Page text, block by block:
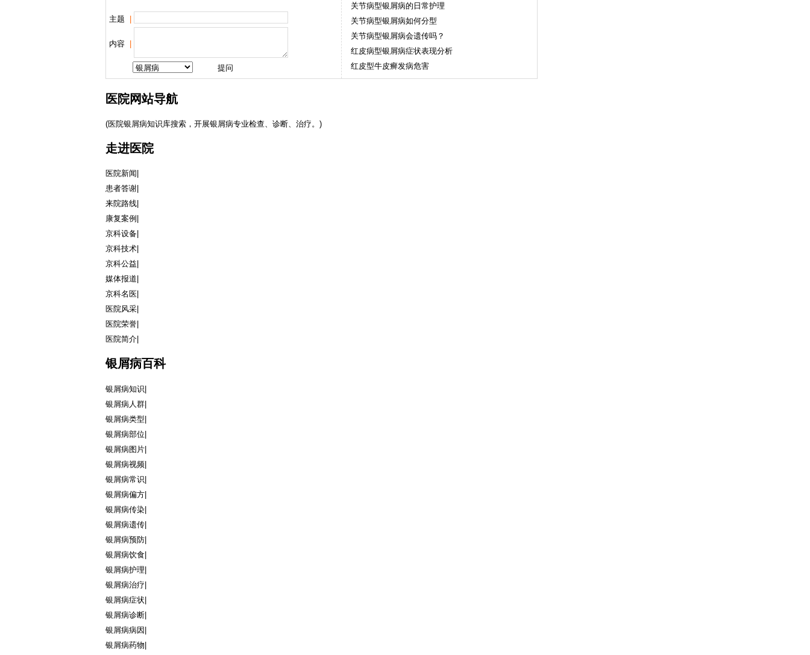
主题 |
内容
关节病型银屑病的日常护理
关节病型银屑病如何分型
关节病型银屑病会遗传吗？
红皮病型银屑病症状表现分析
红皮型牛皮癣发病危害
医院网站导航
(医院银屑病知识库搜索，开展银屑病专业检查、诊断、治疗。)
走进医院
医院新闻
患者答谢|
来院路线|
康复案例
京科设备
京科技术|
京科公益
媒体报道
京科名医|
医院风采|
医院荣誉|
医院简介|
银屑病百科
银屑病知识|
银屑病人群|
银屑病类型|
银屑病部位|
银屑病图片|
银屑病视频|
银屑病常识|
银屑病偏方|
银屑病传染|
银屑病遗传|
银屑病预防|
银屑病饮食|
银屑病护理|
银屑病治疗|
银屑病症状|
银屑病诊断|
银屑病病因|
银屑病药物|